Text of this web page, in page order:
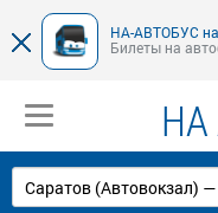
НА-АВТОБУС на
Билеты на
НА